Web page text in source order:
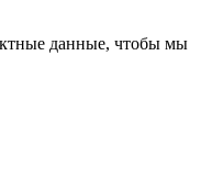
данные, чтобы мы